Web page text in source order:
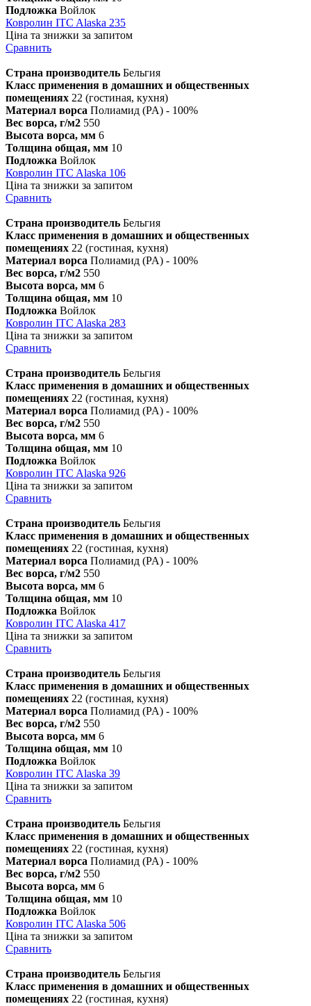
Подложка Войлок
Ковролин ITC Alaska 235
Ціна та знижки за запитом
Сравнить
Страна производитель Бельгия
Класс применения в домашних и общественных
помещениях 22 (гостиная, кухня)
Материал ворса Полиамид (PA) - 100%
Вес ворса, г/м2 550
Высота ворса, мм 6
Толщина общая, мм 10
Подложка Войлок
Ковролин ITC Alaska 106
Ціна та знижки за запитом
Сравнить
Страна производитель Бельгия
Класс применения в домашних и общественных
помещениях 22 (гостиная, кухня)
Материал ворса Полиамид (PA) - 100%
Вес ворса, г/м2 550
Высота ворса, мм 6
Толщина общая, мм 10
Подложка Войлок
Ковролин ITC Alaska 283
Ціна та знижки за запитом
Сравнить
Страна производитель Бельгия
Класс применения в домашних и общественных
помещениях 22 (гостиная, кухня)
Материал ворса Полиамид (PA) - 100%
Вес ворса, г/м2 550
Высота ворса, мм 6
Толщина общая, мм 10
Подложка Войлок
Ковролин ITC Alaska 926
Ціна та знижки за запитом
Сравнить
Страна производитель Бельгия
Класс применения в домашних и общественных
помещениях 22 (гостиная, кухня)
Материал ворса Полиамид (PA) - 100%
Вес ворса, г/м2 550
Высота ворса, мм 6
Толщина общая, мм 10
Подложка Войлок
Ковролин ITC Alaska 417
Ціна та знижки за запитом
Сравнить
Страна производитель Бельгия
Класс применения в домашних и общественных
помещениях 22 (гостиная, кухня)
Материал ворса Полиамид (PA) - 100%
Вес ворса, г/м2 550
Высота ворса, мм 6
Толщина общая, мм 10
Подложка Войлок
Ковролин ITC Alaska 39
Ціна та знижки за запитом
Сравнить
Страна производитель Бельгия
Класс применения в домашних и общественных
помещениях 22 (гостиная, кухня)
Материал ворса Полиамид (PA) - 100%
Вес ворса, г/м2 550
Высота ворса, мм 6
Толщина общая, мм 10
Подложка Войлок
Ковролин ITC Alaska 506
Ціна та знижки за запитом
Сравнить
Страна производитель Бельгия
Класс применения в домашних и общественных
помещениях 22 (гостиная, кухня)